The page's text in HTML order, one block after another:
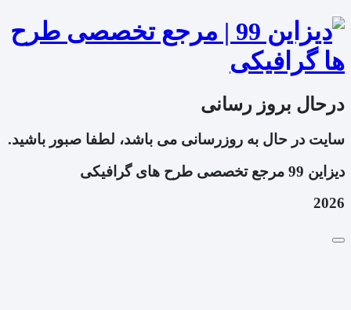
درحال بروز رسانی
سایت در حال به روزرسانی می باشد، لطفا صبور باشید.
دیزاین 99 مرجع تخصصی طرح های گرافیکی
2026